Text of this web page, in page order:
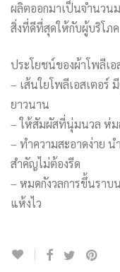
ผลิตออกมาเป็นจำนวนม
สิ่งที่ดีที่สุดให้กับผู้บริโภค
ประโยชน์ของผ้าโพลีเอ
– เส้นใยโพลีเอสเตอ
ยาวนาน
– ให้สัมผัสที่นุ่มนวล ห่ม
– ทำความสะอาดง่าย น
สำคัญไม่ต้องรีด
– หมดกังวลการขึ้นราบ
แห้งไว